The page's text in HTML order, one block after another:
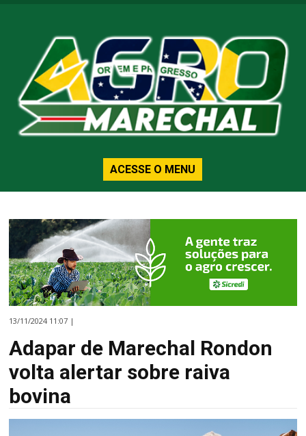
ACESSE O MENU
13/11/2024 11:07 |
Adapar de Marechal Rondon
volta alertar sobre raiva
bovina